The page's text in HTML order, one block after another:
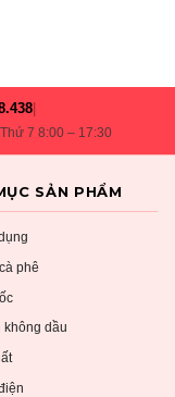
7 8:00 – 17:30
SẢN PHẨM
phê
không dầu